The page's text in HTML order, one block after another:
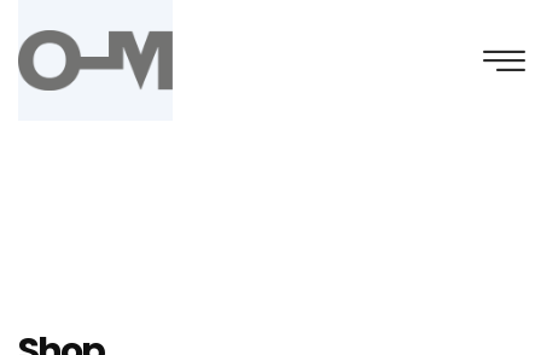
content